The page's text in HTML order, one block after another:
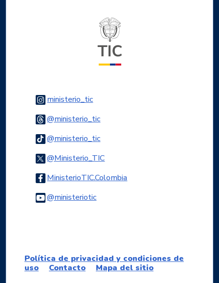
ministerio_ticLogo Instagram
@ministerio_ticLogo Threads
@ministerio_ticLogo Tiktok
@Ministerio_TICLogo Twitter
MinisterioTIC.ColombiaLogo Facebook
@ministerioticLogo Youtube
Política de privacidad y condiciones de
uso
Contacto Mapa del sitio